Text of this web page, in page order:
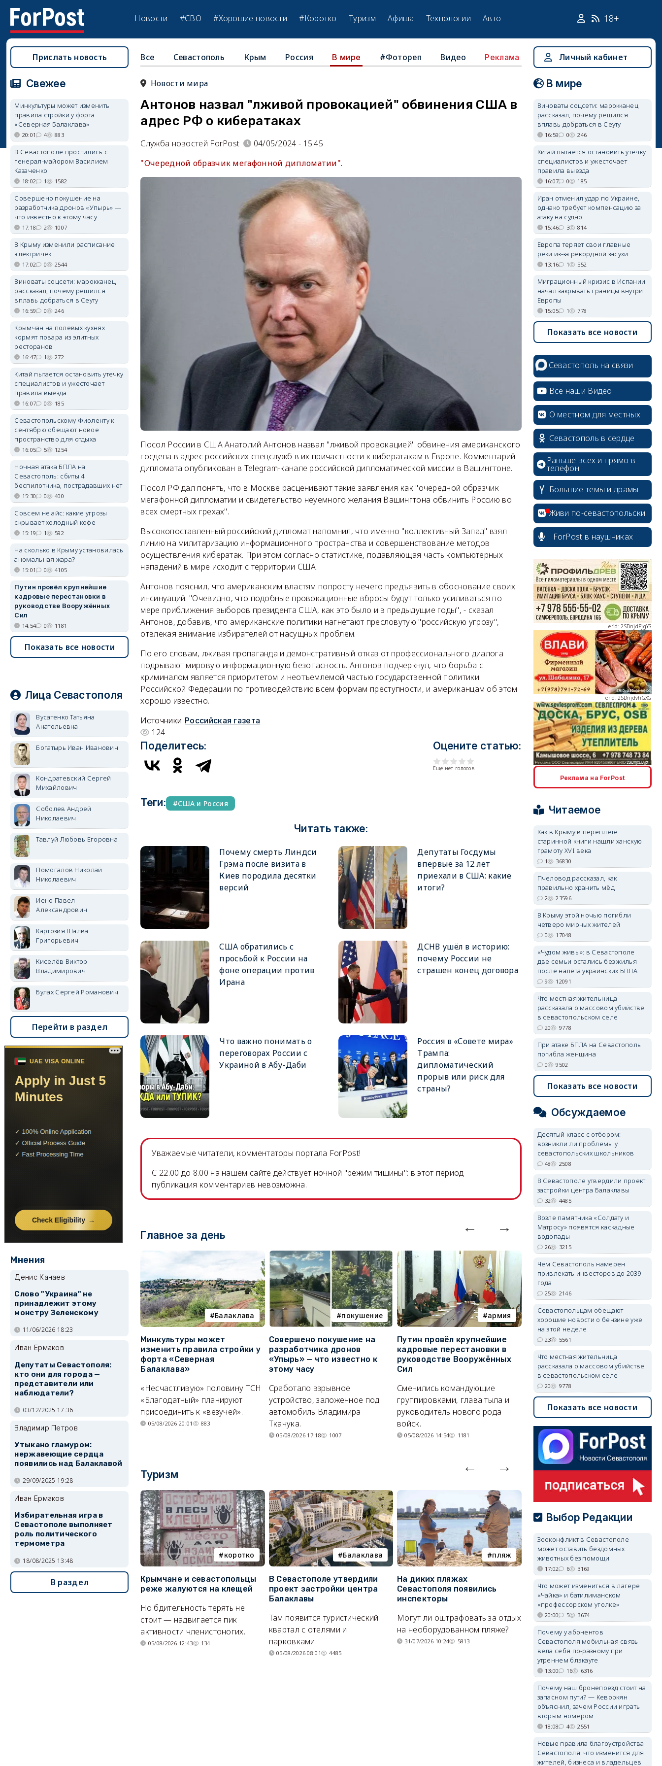
Новости #СВО #Хорошие новости #Коротко Туризм Афиша Технологии Авто 18+
Все Севастополь Крым Россия В мире #Фотореп Видео Реклама
Новости мира
Антонов назвал "лживой провокацией" обвинения США в
адрес РФ о кибератаках
Служба новостей ForPost
04/05/2024 - 15:45
"Очередной образчик мегафонной дипломатии".
Посол России в США Анатолий Антонов назвал "лживой провокацией" обвинения американского
госдепа в адрес российских спецслужб в их причастности к кибератакам в Европе. Комментарий
дипломата опубликован в Telegram-канале российской дипломатической миссии в Вашингтоне.
Посол РФ дал понять, что в Москве расценивают такие заявления как "очередной образчик
мегафонной дипломатии и свидетельство неуемного желания Вашингтона обвинить Россию во
всех смертных грехах".
Высокопоставленный российский дипломат напомнил, что именно "коллективный Запад" взял
линию на милитаризацию информационного пространства и совершенствование методов
осуществления кибератак. При этом согласно статистике, подавляющая часть компьютерных
нападений в мире исходит с территории США.
Антонов пояснил, что американским властям попросту нечего предъявить в обоснование своих
инсинуаций. "Очевидно, что подобные провокационные вбросы будут только усиливаться по
мере приближения выборов президента США, как это было и в предыдущие годы", - сказал
Антонов, добавив, что американские политики нагнетают пресловутую "российскую угрозу",
отвлекая внимание избирателей от насущных проблем.
По его словам, лживая пропаганда и демонстративный отказ от профессионального диалога
подрывают мировую информационную безопасность. Антонов подчеркнул, что борьба с
криминалом является приоритетом и неотъемлемой частью государственной политики
Российской Федерации по противодействию всем формам преступности, и американцам об этом
хорошо известно.
Источники Российская газета
124
Поделитесь: Оцените статью:
Еще нет голосов
Теги: США и Россия
Читать также:
Почему смерть Линдси
Грэма после визита в
Киев породила десятки
версий
Депутаты Госдумы
впервые за 12 лет
приехали в США: какие
итоги?
США обратились с
просьбой к России на
фоне операции против
Ирана
ДСНВ ушёл в историю:
почему России не
страшен конец договора
Что важно понимать о
переговорах России с
Украиной в Абу-Даби
Россия в «Совете мира»
Трампа:
дипломатический
прорыв или риск для
страны?
Уважаемые читатели, комментаторы портала ForPost!
C 22.00 до 8.00 на нашем сайте действует ночной "режим тишины": в этот период
публикация комментариев невозможна.
Главное за день
Балаклава
Минкультуры может
изменить правила стройки у
форта «Северная
Балаклава»
«Несчастливую» половину ТСН
«Благодатный» планируют
присоединить к «везучей».
05/08/2026 20:01 883
покушение
Совершено покушение на
разработчика дронов
«Упырь» — что известно к
этому часу
Сработало взрывное
устройство, заложенное под
автомобиль Владимира
Ткачука.
05/08/2026 17:18 1007
армия
Путин провёл крупнейшие
кадровые перестановки в
руководстве Вооружённых
Сил
Сменились командующие
группировками, глава тыла и
руководитель нового рода
войск.
05/08/2026 14:54 1181
Балаклава
В Севастополе утвердили
проект застройки центра
Балаклавы
Там появится туристический
квартал с отелями и
парковками.
05/08/2026 08:01
Туризм
коротко
Крымчане и севастопольцы
реже жалуются на клещей
Но бдительность терять не
стоит — надвигается пик
активности членистоногих.
05/08/2026 12:43 134
Балаклава
В Севастополе утвердили
проект застройки центра
Балаклавы
Там появится туристический
квартал с отелями и
парковками.
05/08/2026 08:01 4485
пляж
На диких пляжах
Севастополя появились
инспекторы
Могут ли оштрафовать за отдых
на необорудованном пляже?
31/07/2026 10:24 5813
сапбордах унесло от берега
Крыма на километр в море
Спасатели благополучно
вернули туристов обратно на
сушу.
29/07/2026 17:03 6371
Прислать новость
Свежее
Минкультуры может изменить
правила стройки у форта
«Северная Балаклава»
20:01 4 883
В Севастополе простились с
генерал-майором Василием
Казаченко
18:02 1 1582
Совершено покушение на
разработчика дронов «Упырь» —
что известно к этому часу
17:18 2 1007
В Крыму изменили расписание
электричек
17:02 0 2544
Виноваты соцсети: марокканец
рассказал, почему решился
вплавь добраться в Сеуту
16:59 0 246
Крымчан на полевых кухнях
кормят повара из элитных
ресторанов
16:47 1 272
Китай пытается остановить утечку
специалистов и ужесточает
правила выезда
16:07 0 185
Севастопольскому Фиоленту к
сентябрю обещают новое
пространство для отдыха
16:05 5 1254
Ночная атака БПЛА на
Севастополь: сбиты 4
беспилотника, пострадавших нет
15:30 0 400
Совсем не айс: какие угрозы
скрывает холодный кофе
15:19 1 592
На сколько в Крыму установилась
аномальная жара?
15:01 0 4105
Путин провёл крупнейшие
кадровые перестановки в
руководстве Вооружённых
Сил
14:54 0 1181
Показать все новости
Лица Севастополя
Вусатенко Татьяна
Анатольевна
Богатырь Иван Иванович
Кондратевский Сергей
Михайлович
Соболев Андрей
Николаевич
Тавлуй Любовь Егоровна
Помогалов Николай
Николаевич
Иено Павел
Александрович
Картозия Шалва
Григорьевич
Киселёв Виктор
Владимирович
Булах Сергей Романович
Перейти в раздел
Мнения
Денис Канаев
Слово "Украина" не
принадлежит этому
монстру Зеленскому
11/06/2026 18:23
Иван Ермаков
Депутаты Севастополя:
кто они для города —
представители или
наблюдатели?
03/12/2025 17:36
Владимир Петров
Утыкано гламуром:
нержавеющие сердца
появились над Балаклавой
29/09/2025 19:28
Иван Ермаков
Избирательная игра в
Севастополе выполняет
роль политического
термометра
18/08/2025 13:48
В раздел
Личный кабинет
В мире
Виноваты соцсети: марокканец
рассказал, почему решился
вплавь добраться в Сеуту
16:59 0 246
Китай пытается остановить утечку
специалистов и ужесточает
правила выезда
16:07 0 185
Иран отменил удар по Украине,
однако требует компенсацию за
атаку на судно
15:46 3 814
Европа теряет свои главные
реки из-за рекордной засухи
13:16 1 552
Миграционный кризис в Испании
начал закрывать границы внутри
Европы
15:05 1 778
Показать все новости
Севастополь на связи
Все наши Видео
О местном для местных
Севастополь в сердце
Раньше всех и прямо в
телефон
Большие темы и драмы
Живи по-севастопольски
ForPost в наушниках
erid: 2SDnjcrDNw6
erid: 2SDnjdPjgYS
erid: 2SDnjdvhGXG
erid: 2SDnjcLUypt
erid: 2SDnjdPjgYS
erid: 2SDnjdvhGXG
Реклама на ForPost
Читаемое
Как в Крыму в переплёте
старинной книги нашли ханскую
грамоту XVI века
1 36830
Пчеловод рассказал, как
правильно хранить мёд
2 23596
В Крыму этой ночью погибли
четверо мирных жителей
0 17048
«Чудом живы»: в Севастополе
две семьи остались без жилья
после налёта украинских БПЛА
9 12091
Что местная жительница
рассказала о массовом убийстве
в севастопольском селе
20 9778
При атаке БПЛА на Севастополь
погибла женщина
0 9502
Показать все новости
Обсуждаемое
Десятый класс с отбором:
возникли ли проблемы у
севастопольских школьников
48 2508
В Севастополе утвердили проект
застройки центра Балаклавы
32 4485
Возле памятника «Солдату и
Матросу» появятся каскадные
водопады
26 3215
Чем Севастополь намерен
привлекать инвесторов до 2039
года
25 2146
Севастопольцам обещают
хорошие новости о бензине уже
на этой неделе
23 5561
Что местная жительница
рассказала о массовом убийстве
в севастопольском селе
20 9778
Показать все новости
Выбор Редакции
Зооконфликт в Севастополе
может оставить бездомных
животных без помощи
17:02 6 3169
Что может измениться в лагере
«Чайка» и батилиманском
«профессорском уголке»
20:00 5 3674
Почему у абонентов
Севастополя мобильная связь
вела себя по-разному при
утреннем блэкауте
13:00 16 6316
Почему наш бронепоезд стоит на
запасном пути? — Кеворкян
объяснил, зачем России играть
вторым номером
18:08 4 2551
Новые правила благоустройства
Севастополя: что изменится для
жителей, бизнеса и владельцев